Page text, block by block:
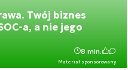
Twój biznes
a, a nie jego
Materiał sponsorowany
8 min.